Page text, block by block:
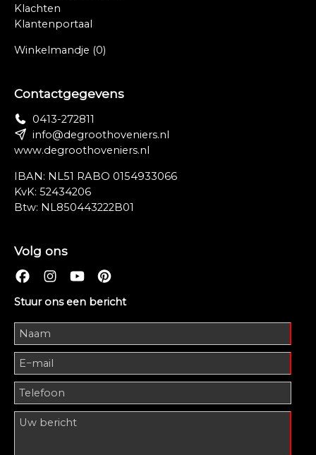
Klachten
Klantenportaal
Winkelmandje (0)
Contactgegevens
0413-272811
info@degroothoveniers.nl
www.degroothoveniers.nl
IBAN: NL51 RABO 0154933066
KvK: 52434206
Btw: NL850443222B01
Volg ons
Stuur ons een bericht